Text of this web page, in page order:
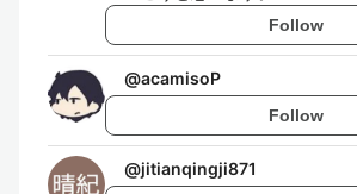
Follow
@acamisoP
Follow
@jitianqingji871